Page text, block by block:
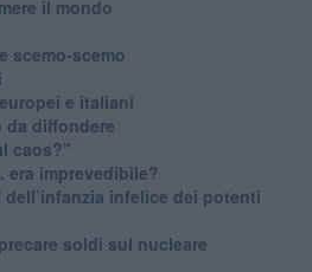
il mondo
scemo-scemo
e italiani
da diffondere
caos?"
imprevedibile?
infelice dei potenti
soldi sul nucleare